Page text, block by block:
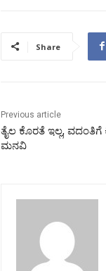
Share
Previous article
ತೈಲ ಕೊರತೆ ಇಲ್ಲ,
ಮನವಿ